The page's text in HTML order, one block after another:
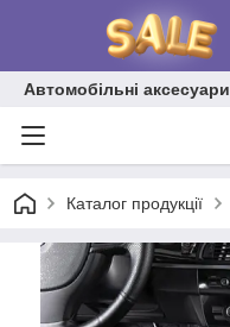
Автомобільні аксесуари
Каталог продукції